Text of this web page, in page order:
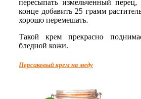
пересыпать измельченный
конце добавить 25 грамм
хорошо перемешать.
Такой крем прекрасно
бледной кожи.
Персиковый крем на меду